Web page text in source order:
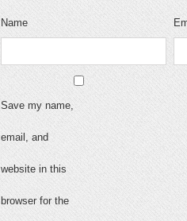
Name
Save my name,
email, and
website in this
browser for the